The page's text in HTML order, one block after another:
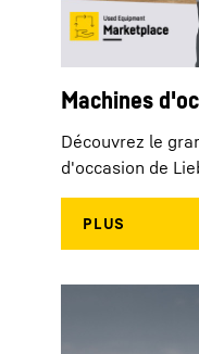
Machines
Découvrez le
d'occasion de